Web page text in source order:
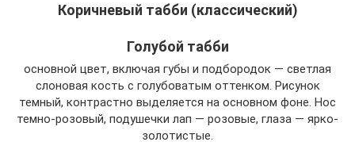
Коричневый табби (классический)
Голубой табби
основной цвет, включая губы и подбородок — светлая
слоновая кость с голубоватым оттенком. Рисунок
темный, контрастно выделяется на основном фоне. Нос
темно-розовый, подушечки лап — розовые, глаза — ярко-
золотистые.